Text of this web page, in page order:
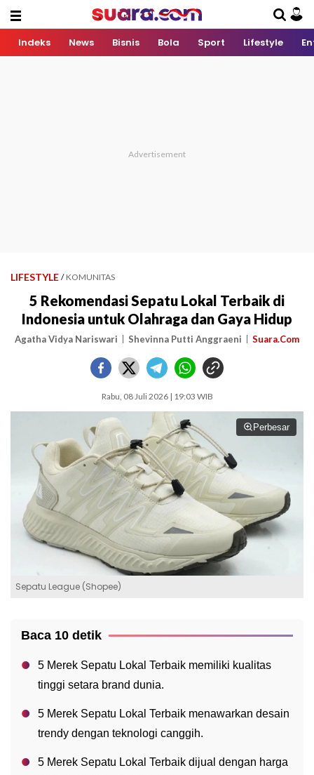
Indeks News Bisnis Bola Sport Lifestyle
LIFESTYLE / KOMUNITAS
5 Rekomendasi Sepatu Lokal Terbaik di
Indonesia untuk Olahraga dan Gaya Hidup
Agatha Vidya Nariswari Shevinna Putti Anggraeni Suara.Com
Rabu, 08 Juli 2026 | 19:03 WIB
Perbesar
Sepatu League (Shopee)
Baca 10 detik
5 Merek Sepatu Lokal Terbaik memiliki kualitas
tinggi setara brand dunia.
5 Merek Sepatu Lokal Terbaik menawarkan desain
trendy dengan teknologi canggih.
5 Merek Sepatu Lokal Terbaik dijual dengan harga